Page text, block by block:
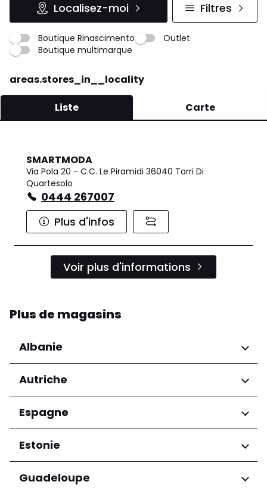
Localisez-moi Filtres
Boutique Rinascimento
Outlet
Boutique multimarque
areas.stores_in__locality
Liste Carte
SMARTMODA
Via Pola 20 - C.C. Le Piramidi 36040 Torri Di
Quartesolo
0444 267007
Plus d'infos
Voir plus d'informations
Plus de magasins
Albanie
Régions
Préfecture de Tirana
Autriche
Régions
Niederösterreich
Salzburg
Wien
Espagne
Régions
Andalucía
Estonie
Régions
Guadeloupe